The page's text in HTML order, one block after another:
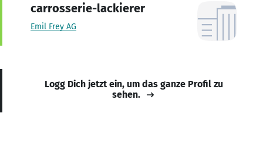
carrosserie-lackierer
Emil Frey AG
Logg Dich jetzt ein, um das ganze Profil zu
sehen.